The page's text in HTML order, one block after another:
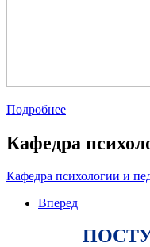
Подробнее
Кафедра
Кафедра психологии и
Вперед